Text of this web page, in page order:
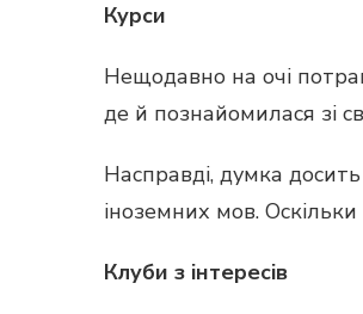
Курси
Нещодавно на очі
де й познайомилася зі
Насправді, думка
іноземних мов.
Клуби з інтересів